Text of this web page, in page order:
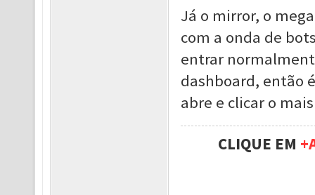
Já o mirror, o
com a onda de
entrar
dashboard, então
abre e clicar o
CLIQUE EM